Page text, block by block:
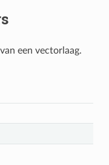
een vectorlaag.